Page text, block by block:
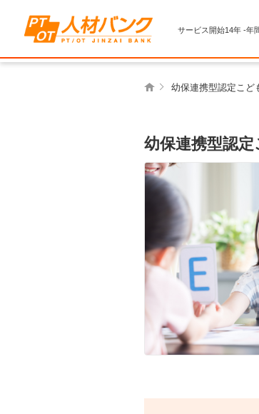
サービス開始14年 -年
幼保連携型認定こど
幼保連携型認